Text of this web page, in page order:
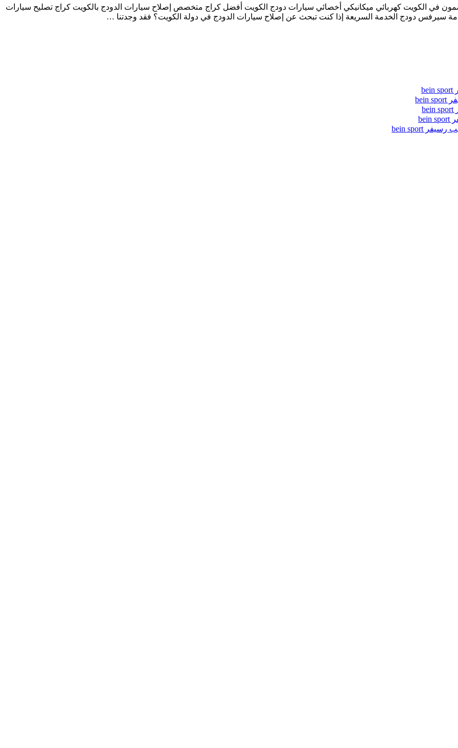
في الكويت كهربائي ميكانيكي أخصائي سيارات دودج الكويت أفضل كراج متخصص إصلاح سيارات الدودج بالكويت كراج تصليح سيارات
سيرفس دودج الخدمة السريعة إذا كنت تبحث عن إصلاح سيارات الدودج في دولة الكويت؟ فقد وجدتنا …